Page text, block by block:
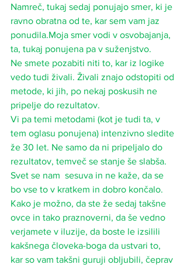
Namreč, tukaj sedaj ponujajo smer, ki je
ravno obratna od te, kar sem vam jaz
ponudila.Moja smer vodi v osvobajanja,
ta, tukaj ponujena pa v suženjstvo.
Ne smete pozabiti niti to, kar iz logike
vedo tudi živali. Živali znajo odstopiti od
metode, ki jih, po nekaj poskusih ne
pripelje do rezultatov.
Vi pa temi metodami (kot je tudi ta, v
tem oglasu ponujena) intenzivno sledite
že 30 let. Ne samo da ni pripeljalo do
rezultatov, temveč se stanje še slabša.
Svet se nam  sesuva in ne kaže, da se
bo vse to v kratkem in dobro končalo.
Kako je možno, da ste že sedaj takšne
ovce in tako praznoverni, da še vedno
verjamete v iluzije, da boste le izsilili
kakšnega človeka-boga da ustvari to,
kar so vam takšni guruji obljubili, čeprav